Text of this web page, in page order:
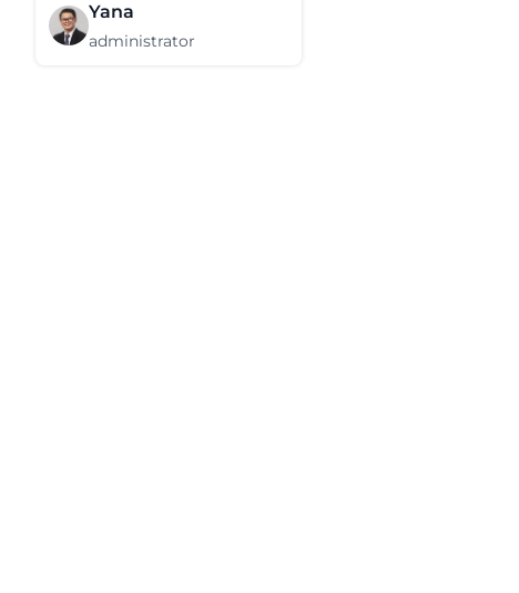
Yana
administrator